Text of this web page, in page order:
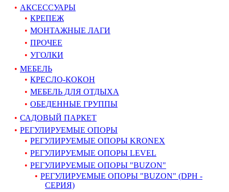
АКСЕССУАРЫ
КРЕПЕЖ
МОНТАЖНЫЕ ЛАГИ
ПРОЧЕЕ
УГОЛКИ
МЕБЕЛЬ
КРЕСЛО-КОКОН
МЕБЕЛЬ ДЛЯ ОТДЫХА
ОБЕДЕННЫЕ ГРУППЫ
САДОВЫЙ ПАРКЕТ
РЕГУЛИРУЕМЫЕ ОПОРЫ
РЕГУЛИРУЕМЫЕ ОПОРЫ KRONEX
РЕГУЛИРУЕМЫЕ ОПОРЫ LEVEL
РЕГУЛИРУЕМЫЕ ОПОРЫ "BUZON"
РЕГУЛИРУЕМЫЕ ОПОРЫ "BUZON" (DPH -
СЕРИЯ)